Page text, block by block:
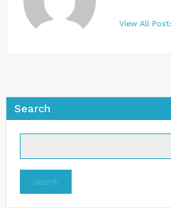
View All
Search
Search